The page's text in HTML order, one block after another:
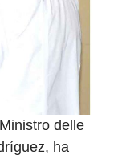
delle
ha